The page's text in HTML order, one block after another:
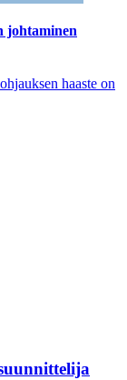
johtaminen
haaste on